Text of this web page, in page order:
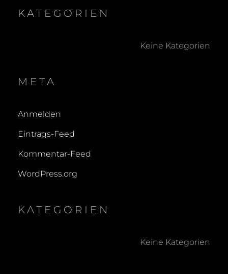
KATEGORIEN
Keine Kategorien
META
Anmelden
Eintrags-Feed
Kommentar-Feed
WordPress.org
KATEGORIEN
Keine Kategorien